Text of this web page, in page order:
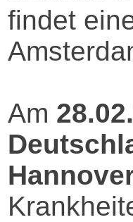
findet
Am